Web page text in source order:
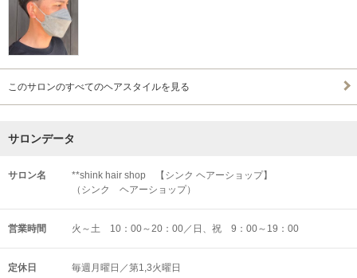
このサロンのすべてのヘアスタイルを見る
サロンデータ
サロン名
**shink hair shop 【シンク ヘアーショップ】
（シンク ヘアーショップ）
営業時間 火～土 10：00～20：00／日、祝 9：00～19：00
定休日 毎週月曜日／第1,3火曜日